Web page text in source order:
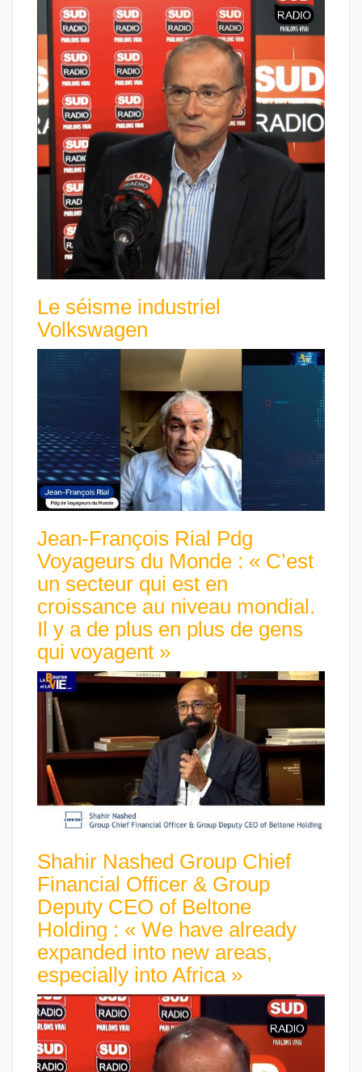
Le séisme industriel
Volkswagen
Jean-François Rial Pdg
Voyageurs du Monde : « C’est
un secteur qui est en
croissance au niveau mondial.
Il y a de plus en plus de gens
qui voyagent »
Shahir Nashed Group Chief
Financial Officer & Group
Deputy CEO of Beltone
Holding : « We have already
expanded into new areas,
especially into Africa »